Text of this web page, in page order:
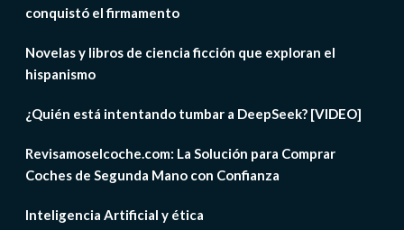
conquistó el firmamento
Novelas y libros de ciencia ficción que exploran el
hispanismo
¿Quién está intentando tumbar a DeepSeek? [VIDEO]
Revisamoselcoche.com: La Solución para Comprar
Coches de Segunda Mano con Confianza
Inteligencia Artificial y ética